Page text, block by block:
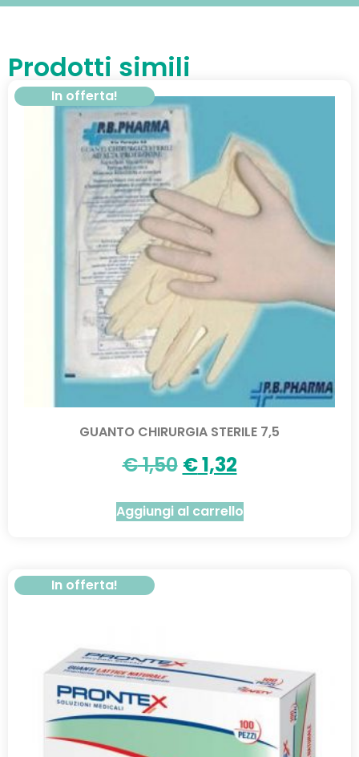
Prodotti simili
In offerta!
GUANTO CHIRURGIA STERILE 7,5
€1,50 €1,32
Aggiungi al carrello
In offerta!